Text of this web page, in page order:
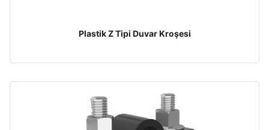
Plastik Z Tipi Duvar Kroşesi